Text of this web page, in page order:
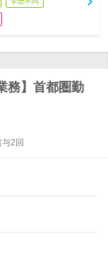
務】首都圏勤
2回